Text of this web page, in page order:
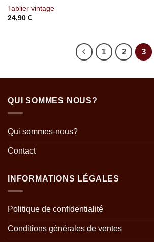
Tablier vintage
24,90 €
1 2 3
QUI SOMMES NOUS?
Qui sommes-nous?
Contact
INFORMATIONS LÉGALES
Politique de confidentialité
Conditions générales de ventes